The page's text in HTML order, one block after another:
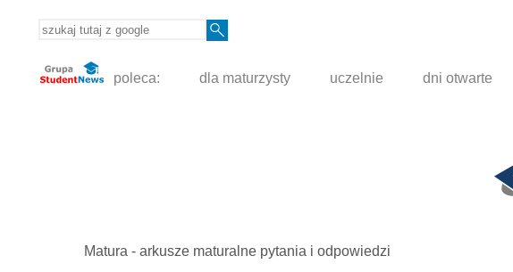
poleca: dla maturzysty uczelnie dni otwarte
Matura - arkusze maturalne pytania i odpowiedzi